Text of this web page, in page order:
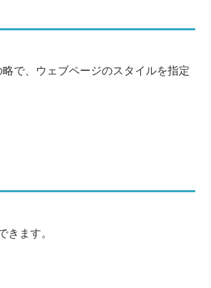
で、ウェブページのスタイルを指定
ます。